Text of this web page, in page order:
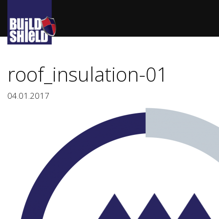
roof_insulation-01
04.01.2017